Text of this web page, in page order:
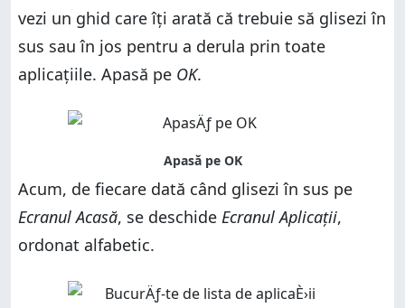
vezi un ghid care îți arată că trebuie să glisezi în
sus sau în jos pentru a derula prin toate
aplicațiile. Apasă pe OK.
Acum, de fiecare dată când glisezi în sus pe
Ecranul Acasă, se deschide Ecranul Aplicații,
ordonat alfabetic.